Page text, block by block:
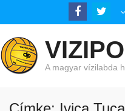
A magyar vízilabda